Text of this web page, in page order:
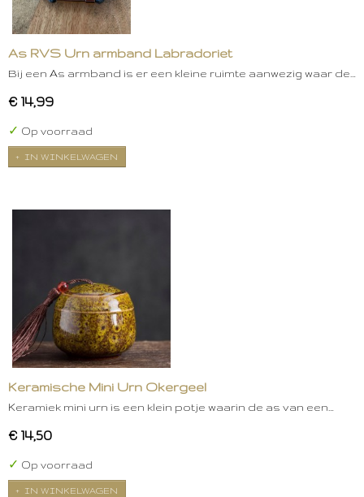
As RVS Urn armband Labradoriet
Bij een As armband is er een kleine ruimte aanwezig waar de…
€ 14,99
✓ Op voorraad
IN WINKELWAGEN
Keramische Mini Urn Okergeel
Keramiek mini urn is een klein potje waarin de as van een…
€ 14,50
✓ Op voorraad
IN WINKELWAGEN